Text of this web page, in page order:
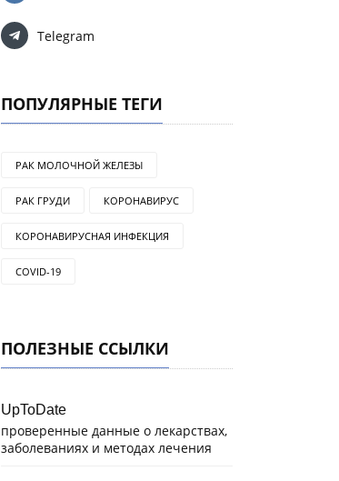
Telegram
ПОПУЛЯРНЫЕ ТЕГИ
РАК МОЛОЧНОЙ ЖЕЛЕЗЫ
РАК ГРУДИ КОРОНАВИРУС
КОРОНАВИРУСНАЯ ИНФЕКЦИЯ
COVID-19
ПОЛЕЗНЫЕ ССЫЛКИ
UpToDate
проверенные данные о лекарствах,
заболеваниях и методах лечения